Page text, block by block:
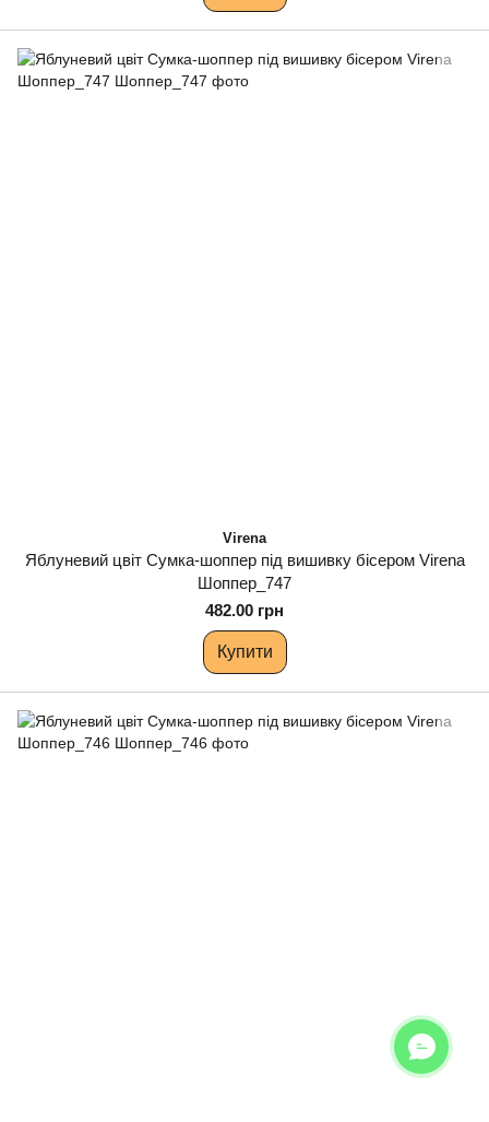
Virena
Яблуневий цвіт Сумка-шоппер під вишивку бісером Virena
Шоппер_747
482.00 грн
Купити